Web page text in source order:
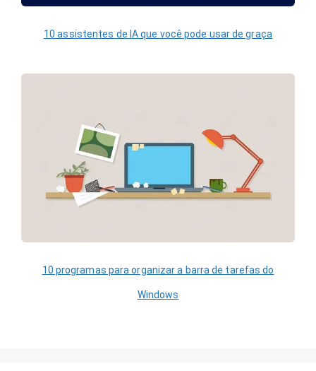
10 assistentes de IA que você pode usar de graça
10 programas para organizar a barra de tarefas do
Windows